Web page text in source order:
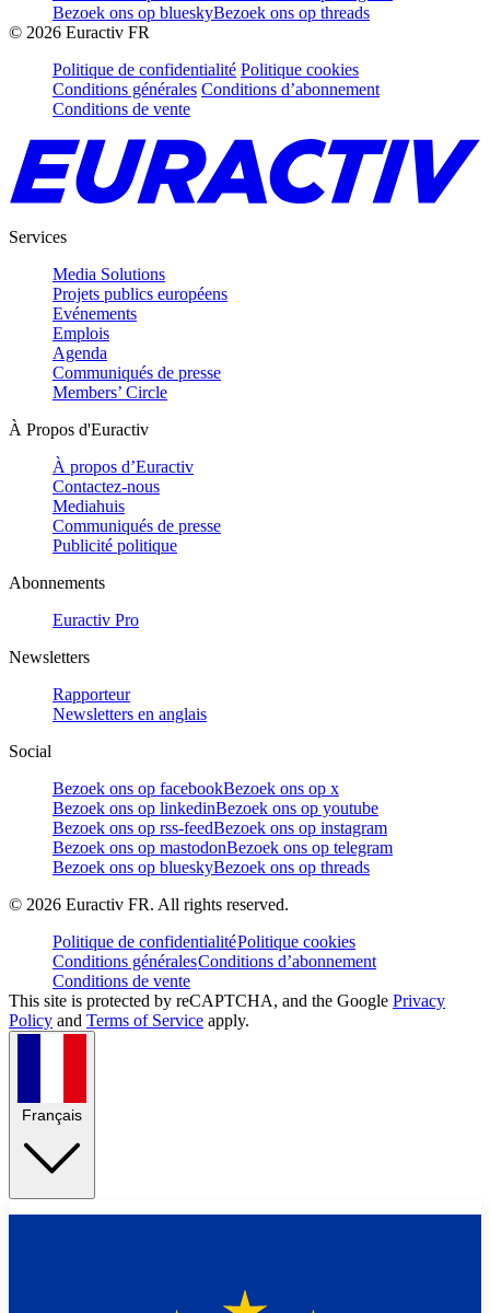
Bezoek ons op blueskyBezoek ons op threads
© 2026 Euractiv FR
Politique de confidentialité Politique cookies
Conditions générales Conditions d’abonnement
Conditions de vente
Services
Media Solutions
Projets publics européens
Evénements
Emplois
Agenda
Communiqués de presse
Members’ Circle
À Propos d'Euractiv
À propos d’Euractiv
Contactez-nous
Mediahuis
Communiqués de presse
Publicité politique
Abonnements
Euractiv Pro
Newsletters
Rapporteur
Newsletters en anglais
Social
Bezoek ons op facebookBezoek ons op x
Bezoek ons op linkedinBezoek ons op youtube
Bezoek ons op rss-feedBezoek ons op instagram
Bezoek ons op mastodonBezoek ons op telegram
Bezoek ons op blueskyBezoek ons op threads
© 2026 Euractiv FR. All rights reserved.
Politique de confidentialitéPolitique cookies
Conditions généralesConditions d’abonnement
Conditions de vente
This site is protected by reCAPTCHA, and the Google Privacy
Policy and Terms of Service apply.
Français